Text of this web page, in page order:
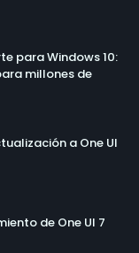
para Windows 10:
millones de
a One UI
de One UI 7